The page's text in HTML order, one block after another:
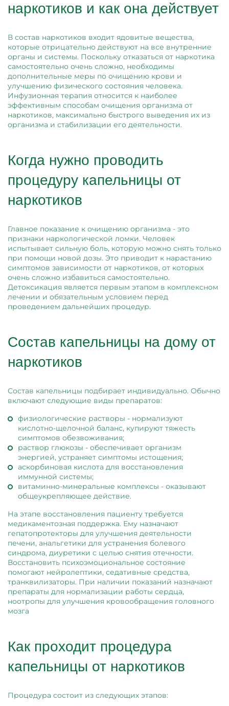
наркотиков и как она действует
В состав наркотиков входит ядовитые вещества,
которые отрицательно действуют на все внутренние
органы и системы. Поскольку отказаться от наркотика
самостоятельно очень сложно, необходимы
дополнительные меры по очищению крови и
улучшению физического состояния человека.
Инфузионная терапия относится к наиболее
эффективным способам очищения организма от
наркотиков, максимально быстрого выведения их из
организма и стабилизации его деятельности.
Когда нужно проводить
процедуру капельницы от
наркотиков
Главное показание к очищению организма - это
признаки наркологической ломки. Человек
испытывает сильную боль, которую можно снять только
при помощи новой дозы. Это приводит к нарастанию
симптомов зависимости от наркотиков, от которых
очень сложно избавиться самостоятельно.
Детоксикация является первым этапом в комплексном
лечении и обязательным условием перед
проведением дальнейших процедур.
Состав капельницы на дому от
наркотиков
Состав капельницы подбирает индивидуально. Обычно
включают следующие виды препаратов:
физиологические растворы - нормализуют
кислотно-щелочной баланс, купируют тяжесть
симптомов обезвоживания;
раствор глюкозы - обеспечивает организм
энергией, устраняет симптомы истощения;
аскорбиновая кислота для восстановления
иммунной системы;
витаминно-минеральные комплексы - оказывают
общеукрепляющее действие.
На этапе восстановления пациенту требуется
медикаментозная поддержка. Ему назначают
гепатопротекторы для улучшения деятельности
печени, анальгетики для устранения болевого
синдрома, диуретики с целью снятия отечности.
Восстановить психоэмоциональное состояние
помогают нейролептики, седативные средства,
транквилизаторы. При наличии показаний назначают
препараты для нормализации работы сердца,
ноотропы для улучшения кровообращения головного
мозга
Как проходит процедура
капельницы от наркотиков
Процедура состоит из следующих этапов: